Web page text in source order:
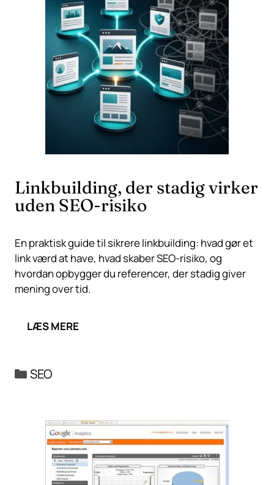
Linkbuilding, der stadig virker
uden SEO-risiko
En praktisk guide til sikrere linkbuilding: hvad gør et
link værd at have, hvad skaber SEO-risiko, og
hvordan opbygger du referencer, der stadig giver
mening over tid.
LÆS MERE
Kategorier
SEO